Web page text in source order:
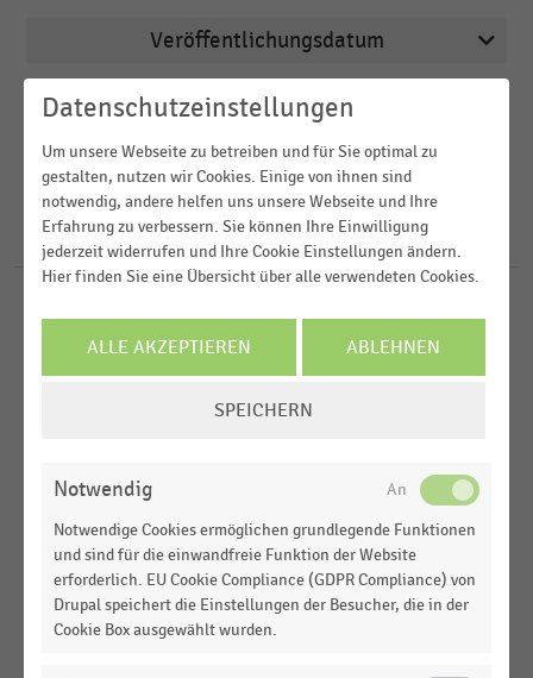
195 Ergebnisse für Grad
Bekanntheitsgrad von Baumärkten in Deutschland
DEUTSCHSPRACHIGER EINZELHANDEL
Verbraucher:innen (2024)
DEUTSCHSPRACHIGER EINZELHANDEL|STATISTIK
Nutzungsbereitschaft von autonomen
Ladenlokalen nach Wohnsituation, Shopping-
Affinität und aktuellem Einkaufserlebnis (2024)
Bau- und Heimwerkermärkte
Buchhandel
Deutschsprachiger Einzelhandel
Drogerien und Drogeriemärkte
E-Commerce
MEHR ANZEIGEN
Veröffentlichungsdatum
2024
2023
2022
MEHR ANZEIGEN
Region
Deutschland
Österreich
D-A-CH-Region
Weltweit
Europa
FILTER ZURÜCKSETZEN
Datenschutzeinstellungen
Um unsere Webseite zu betreiben und für Sie optimal zu
gestalten, nutzen wir Cookies. Einige von ihnen sind
notwendig, andere helfen uns unsere Webseite und Ihre
Erfahrung zu verbessern. Sie können Ihre Einwilligung
jederzeit widerrufen und Ihre Cookie Einstellungen ändern.
Hier finden Sie eine Übersicht über alle verwendeten Cookies.
ALLE AKZEPTIEREN ABLEHNEN
SPEICHERN
Notwendig
Notwendige Cookies ermöglichen grundlegende Funktionen
und sind für die einwandfreie Funktion der Website
erforderlich. EU Cookie Compliance (GDPR Compliance) von
Drupal speichert die Einstellungen der Besucher, die in der
Cookie Box ausgewählt wurden.